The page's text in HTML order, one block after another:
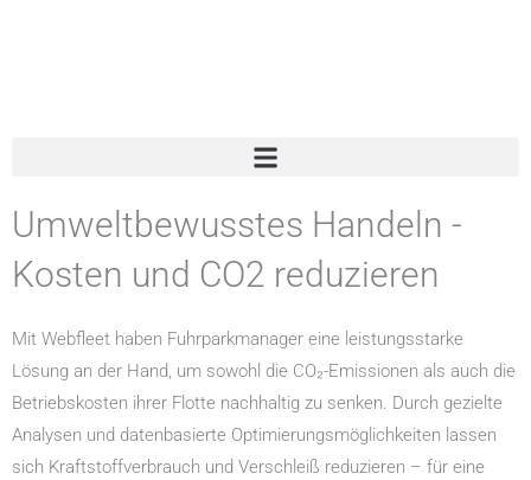
Umweltbewusstes Handeln -
Kosten und CO2 reduzieren
Mit Webfleet haben Fuhrparkmanager eine leistungsstarke
Lösung an der Hand, um sowohl die CO₂-Emissionen als auch die
Betriebskosten ihrer Flotte nachhaltig zu senken. Durch gezielte
Analysen und datenbasierte Optimierungsmöglichkeiten lassen
sich Kraftstoffverbrauch und Verschleiß reduzieren – für eine